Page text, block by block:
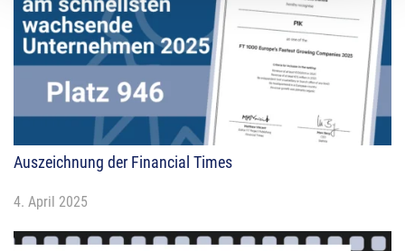
Auszeichnung der Financial Times
4. April 2025